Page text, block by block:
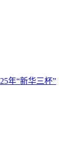
年“新华三杯”